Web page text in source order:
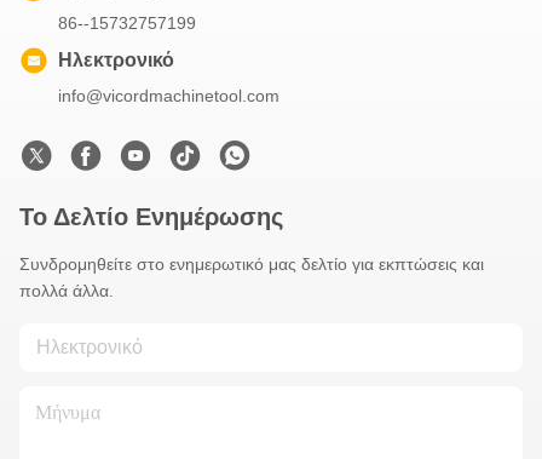
86--15732757199
Ηλεκτρονικό
info@vicordmachinetool.com
Το Δελτίο Ενημέρωσης
Συνδρομηθείτε στο ενημερωτικό μας δελτίο για εκπτώσεις και
πολλά άλλα.